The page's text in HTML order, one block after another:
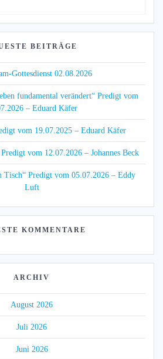
BEITRÄGE
Gottesdienst 02.08.2026
fundamental verändert“ Predigt vom
– Eduard Käfer
vom 19.07.2025 – Eduard Käfer
vom 12.07.2026 – Johannes Beck
Tisch“ Predigt vom 05.07.2026 – Eddy
Luft
KOMMENTARE
ARCHIV
August 2026
Juli 2026
Juni 2026